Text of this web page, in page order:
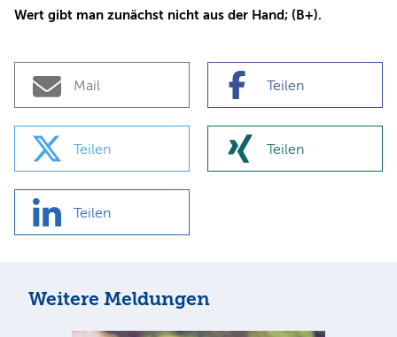
Wert gibt man zunächst nicht aus der Hand; (B+).
Mail Teilen
Teilen Teilen
Teilen
Weitere Meldungen